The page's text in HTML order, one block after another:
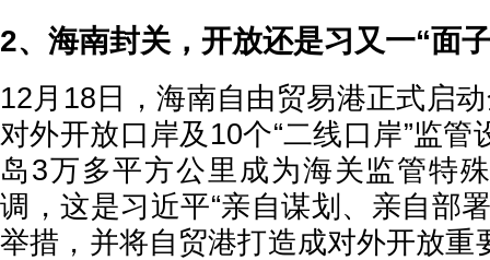
2、海南封关，开放还是习又一“面
12月18日，海南自由贸易港正式启
对外开放口岸及10个“二线口岸”监管
岛3万多平方公里成为海关监管特
调，这是习近平“亲自谋划、亲自部
举措，并将自贸港打造成对外开放重